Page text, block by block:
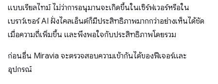
แบบเรียลไทม์ ไม่ว่าการอนุมานจะเกิดขึ้นในเซิร์ฟเวอร์หรือใน
เบราว์เซอร์ AI ฝั่งไคลเอ็นต์ก็มีประสิทธิภาพมากกว่าอย่างเห็นได้ชัด
เมื่อความถี่เพิ่มขึ้น และพึงพอใจกับประสิทธิภาพโดยรวม
ก่อนอื่น Miravia จะตรวจสอบความเข้ากันได้ของฟีเจอร์และ
อุปกรณ์